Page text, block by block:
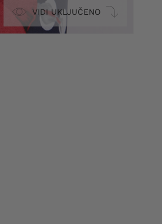
VIDI UKLJUČENO